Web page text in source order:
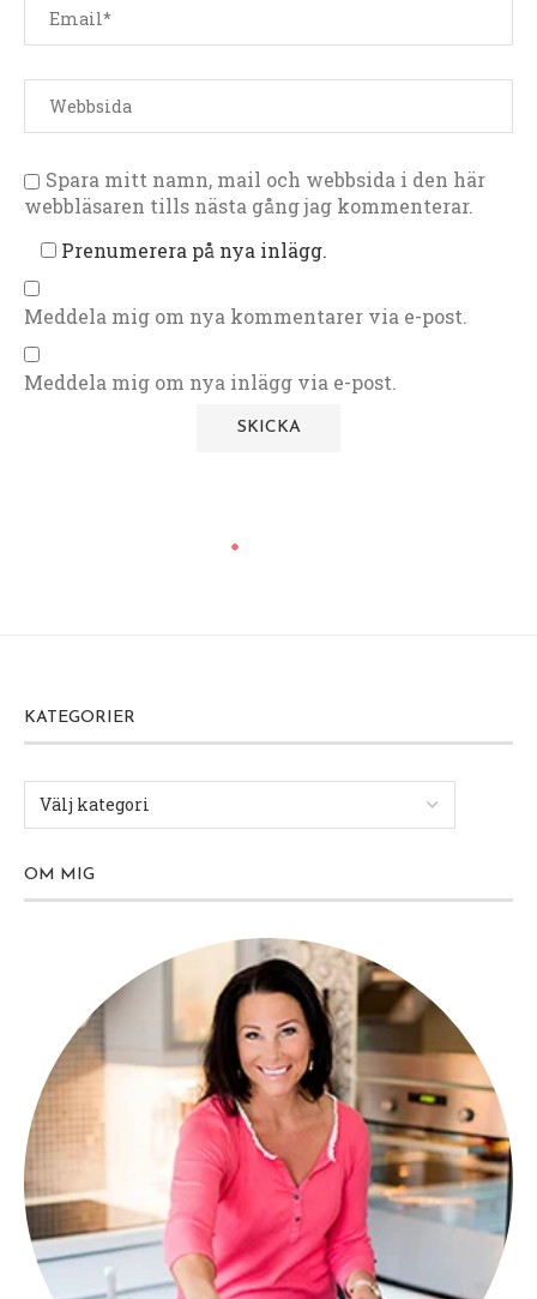
Spara mitt namn, mail och webbsida i den här
webbläsaren tills nästa gång jag kommenterar.
Prenumerera på nya inlägg.
Meddela mig om nya kommentarer via e-post.
Meddela mig om nya inlägg via e-post.
KATEGORIER
OM MIG